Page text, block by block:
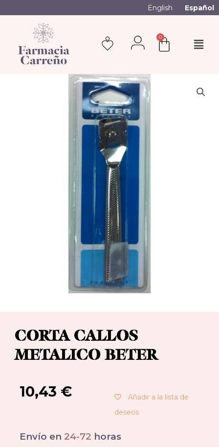
English Español
0
CORTA CALLOS
METALICO BETER
10,43 €
Añadir a la lista de
deseos
Envío en 24-72 horas